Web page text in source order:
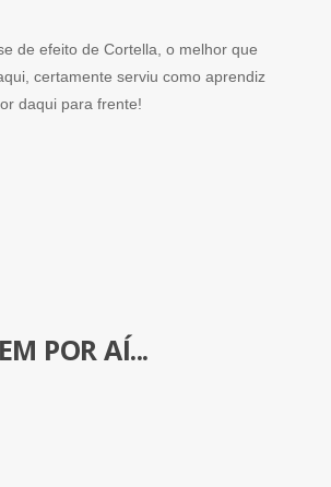
de efeito de Cortella, o melhor que
certamente serviu como aprendiz
daqui para frente!
POR AÍ...